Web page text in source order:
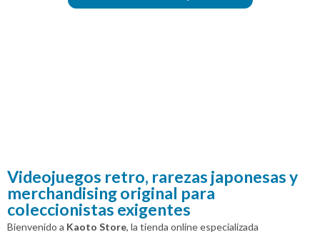
Videojuegos retro, rarezas japonesas y
merchandising original para
coleccionistas exigentes
Bienvenido a Kaoto Store, la tienda online especializada